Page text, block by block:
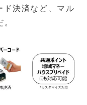
ド決済など、マル